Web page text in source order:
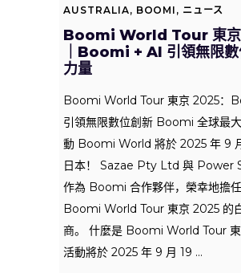
AUSTRALIA, BOOMI , ニュース
Boomi World Tour 東
｜Boomi + AI 引領無限
力量
Boomi World Tour 東京 2025：
引領無限數位創新 Boomi 全球最
動 Boomi World 將於 2025 年 9
日本！ Sazae Pty Ltd 與 Power
作為 Boomi 合作夥伴，榮幸地擔
Boomi World Tour 東京 2025 的
商。 什麼是 Boomi World Tour 東
活動將於 2025 年 9 月 19